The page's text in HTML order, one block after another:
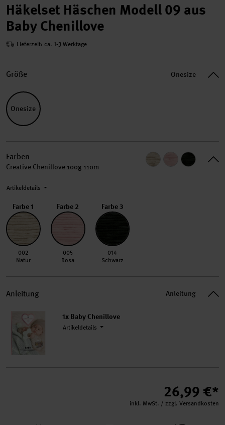
Häkelset Häschen Modell 09 aus
Baby Chenillove
Lieferzeit: ca. 1-3 Werktage
Größe Onesize
Onesize
Farben
Creative Chenillove 100g 110m
Artikeldetails
Farbe 1
002 Natur
002
Natur
Farbe 2
005 Rosa
005
Rosa
Farbe 3
014 Schwarz
014
Schwarz
Anleitung Anleitung
1x Baby Chenillove
Artikeldetails
26,99 €*
inkl. MwSt. / zzgl. Versandkosten